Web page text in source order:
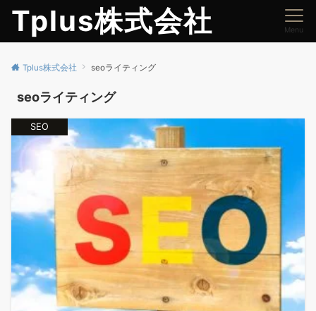
Tplus株式会社 Menu
Tplus株式会社 seoライティング
seoライティング
SEO